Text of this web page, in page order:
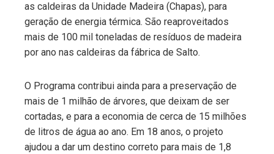
as caldeiras da Unidade Madeira (Chapas), para
geração de energia térmica. São reaproveitados
mais de 100 mil toneladas de resíduos de madeira
por ano nas caldeiras da fábrica de Salto.
O Programa contribui ainda para a preservação de
mais de 1 milhão de árvores, que deixam de ser
cortadas, e para a economia de cerca de 15 milhões
de litros de água ao ano. Em 18 anos, o projeto
ajudou a dar um destino correto para mais de 1,8